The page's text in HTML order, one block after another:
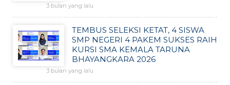
3 bulan yang lalu
TEMBUS SELEKSI KETAT, 4 SISWA
SMP NEGERI 4 PAKEM SUKSES RAIH
KURSI SMA KEMALA TARUNA
BHAYANGKARA 2026
3 bulan yang lalu